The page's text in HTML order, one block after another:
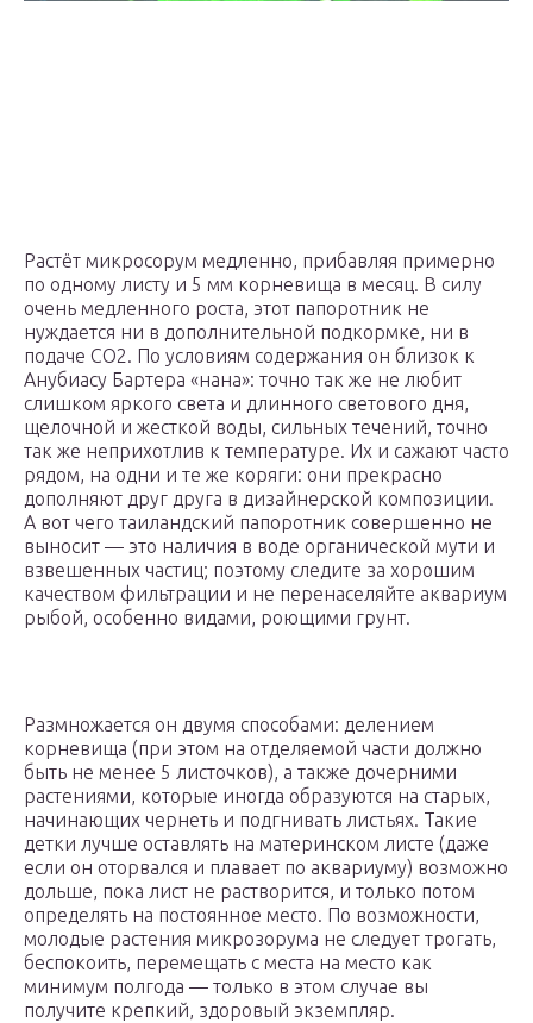
Растёт микросорум медленно, прибавляя примерно
по одному листу и 5 мм корневища в месяц. В силу
очень медленного роста, этот папоротник не
нуждается ни в дополнительной подкормке, ни в
подаче СО2. По условиям содержания он близок к
Анубиасу Бартера «нана»: точно так же не любит
слишком яркого света и длинного светового дня,
щелочной и жесткой воды, сильных течений, точно
так же неприхотлив к температуре. Их и сажают часто
рядом, на одни и те же коряги: они прекрасно
дополняют друг друга в дизайнерской композиции.
А вот чего таиландский папоротник совершенно не
выносит — это наличия в воде органической мути и
взвешенных частиц; поэтому следите за хорошим
качеством фильтрации и не перенаселяйте аквариум
рыбой, особенно видами, роющими грунт.
Размножается он двумя способами: делением
корневища (при этом на отделяемой части должно
быть не менее 5 листочков), а также дочерними
растениями, которые иногда образуются на старых,
начинающих чернеть и подгнивать листьях. Такие
детки лучше оставлять на материнском листе (даже
если он оторвался и плавает по аквариуму) возможно
дольше, пока лист не растворится, и только потом
определять на постоянное место. По возможности,
молодые растения микрозорума не следует трогать,
беспокоить, перемещать с места на место как
минимум полгода — только в этом случае вы
получите крепкий, здоровый экземпляр.